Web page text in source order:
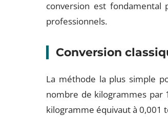
conversion est fondamental
professionnels.
Conversion
La méthode la plus simple
nombre de kilogrammes par
kilogramme équivaut à 0,001